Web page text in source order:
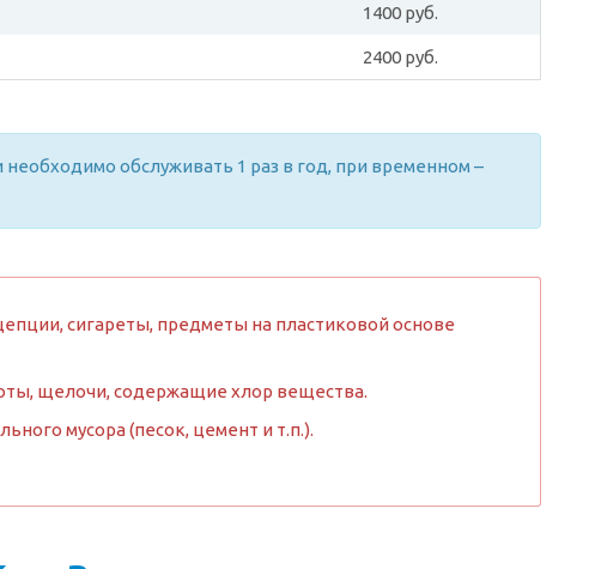
1400 руб.
2400 руб.
обслуживать 1 раз в год, при временном –
сигареты, предметы на пластиковой основе
щелочи, содержащие хлор вещества.
мусора (песок, цемент и т.п.).